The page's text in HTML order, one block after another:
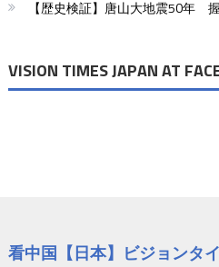
【歴史検証】唐山大地震50年
VISION TIMES JAPAN AT
看中国【日本】ビジョンタ